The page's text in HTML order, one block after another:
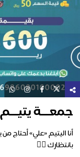
جمعـــة يتيـــم (
أنا اليتيم «علي» أحتاج
بانتظارك ✋🏻